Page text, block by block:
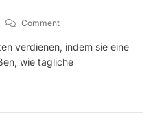
CommentOn
Münzen:
Aufgaben
Auf
verdienen, indem sie eine
wie tägliche